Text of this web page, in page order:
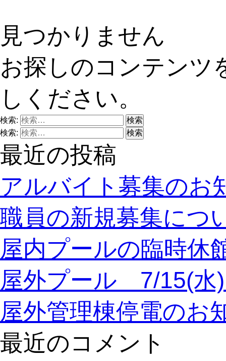
見つかりません
お探しのコンテンツ
しください。
検索:
検索:
最近の投稿
アルバイト募集のお
職員の新規募集につ
屋内プールの臨時休
屋外プール 7/15(水
屋外管理棟停電のお
最近のコメント